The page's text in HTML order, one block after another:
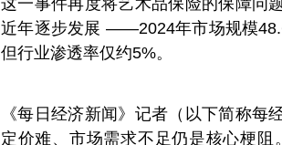
这一事件再度将艺术品保险的保障问
近年逐步发展 ——2024年市场规模
但行业渗透率仅约5%。
《每日经济新闻》记者（以下简称
定价难、市场需求不足仍是核心梗阻